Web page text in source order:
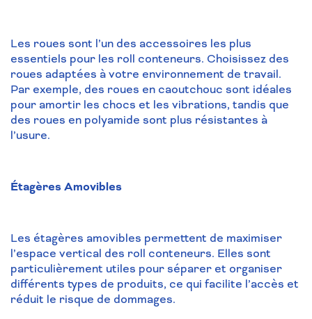
Les roues sont l’un des accessoires les plus
essentiels pour les roll conteneurs. Choisissez des
roues adaptées à votre environnement de travail.
Par exemple, des roues en caoutchouc sont idéales
pour amortir les chocs et les vibrations, tandis que
des roues en polyamide sont plus résistantes à
l’usure.
Étagères Amovibles
Les étagères amovibles permettent de maximiser
l’espace vertical des roll conteneurs. Elles sont
particulièrement utiles pour séparer et organiser
différents types de produits, ce qui facilite l’accès et
réduit le risque de dommages.